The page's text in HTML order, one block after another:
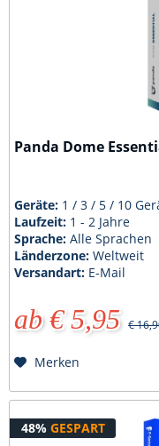
Panda Dome
Geräte: 1 / 3 / 5 / 10
Laufzeit: 1 - 2 Jahre
Sprache:Alle Sprachen
Länderzone:Weltweit
Versandart: E-Mail
ab € 5,95 €
Merken
48% GESPART